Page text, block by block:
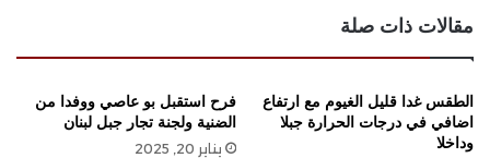
مقالات ذات صلة
الطقس غدا قليل الغيوم مع ارتفاع
اضافي في درجات الحرارة جبلا
وداخلا
فرح استقبل بو عاصي ووفدا من
الضنية ولجنة تجار جبل لبنان
يناير 20, 2025